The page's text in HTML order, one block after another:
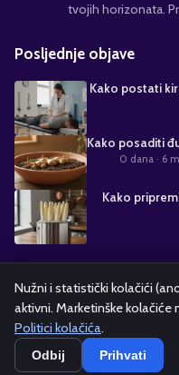
tvojih horizonata.
Posljednje objave
Kako postati
Kako posaditi
0 dana· 6
Kako
Alati i kalkulatori
Copyright © 2026
Nužni i statistički kolačići
aktivni. Marketinške
Politici kolačića.
Odbij Prihvati